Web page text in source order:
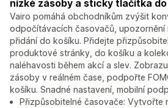
nízké zásoby a sticky tlačítka
Vairo pomáhá obchodníkům zvýšit
odpočítávacích časovačů, upozornění
přidání do košíku. Přidejte
produktové stránky, do košíku a
naléhavosti během akcí a slev.
zásoby v reálném čase, podpořte
košíku. Snadné nastavení, mobilní
Přizpůsobitelné časovače: Vytvořte